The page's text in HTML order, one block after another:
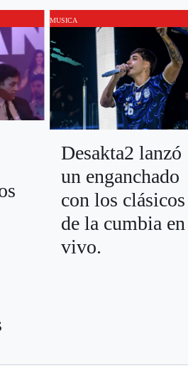
MUSICA
Desakta2 lanzó
un enganchado
con los clásicos
de la cumbia en
vivo.